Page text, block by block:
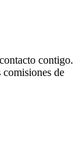
contigo.
comisiones de